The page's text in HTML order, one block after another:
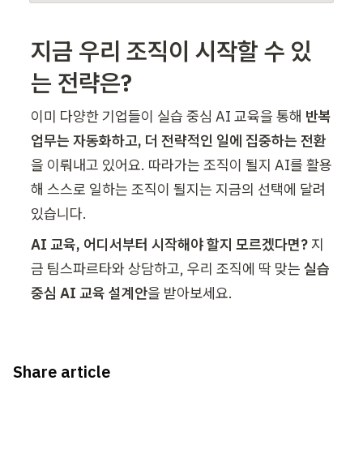
지금 우리 조직이 시작할 수 있
는 전략은?
이미 다양한 기업들이 실습 중심 AI 교육을 통해 반복
업무는 자동화하고, 더 전략적인 일에 집중하는 전환
을 이뤄내고 있어요. 따라가는 조직이 될지 AI를 활용
해 스스로 일하는 조직이 될지는 지금의 선택에 달려
있습니다.
AI 교육, 어디서부터 시작해야 할지 모르겠다면? 지
금 팀스파르타와 상담하고, 우리 조직에 딱 맞는 실습
중심 AI 교육 설계안을 받아보세요.
Share article